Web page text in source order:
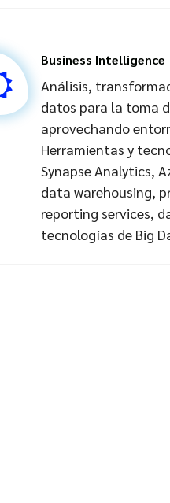
Business Intelligence
Análisis,
datos para la toma
aprovechando
Herramientas y
Synapse Analytics,
data warehousing,
reporting services,
tecnologías de Big